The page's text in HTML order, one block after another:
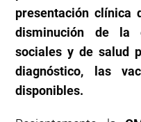
presentación clínica
disminución de la
sociales y de salud
diagnóstico, las
disponibles.